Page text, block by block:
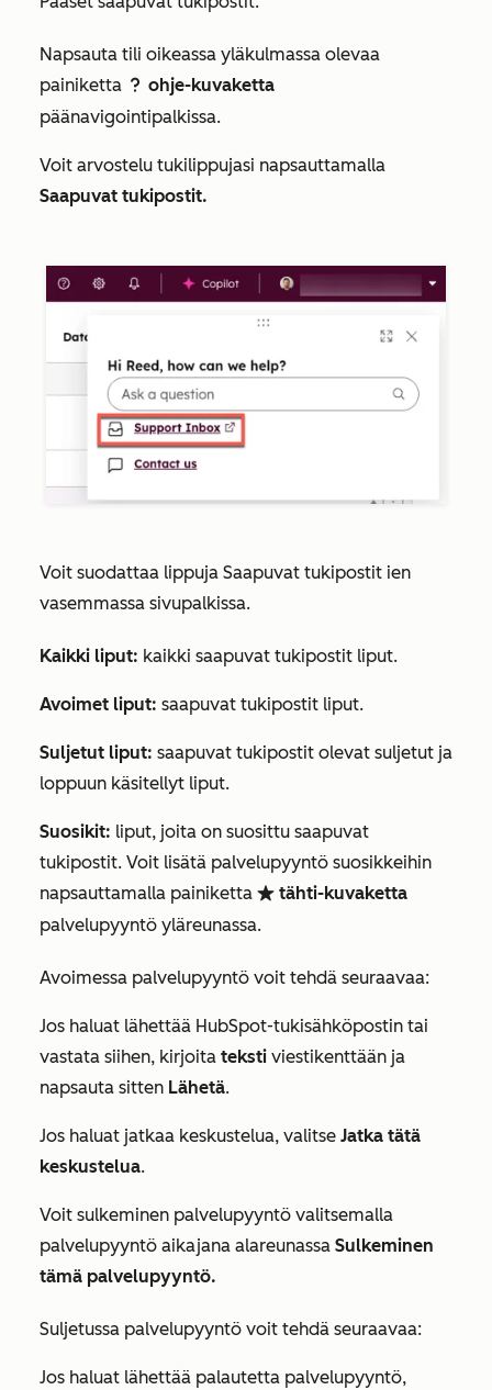
Napsauta tili oikeassa yläkulmassa olevaa
painiketta question ohje-kuvaketta
päänavigointipalkissa.
Voit arvostelu tukilippujasi napsauttamalla
Saapuvat tukipostit.
Voit suodattaa lippuja Saapuvat tukipostit ien
vasemmassa sivupalkissa.
Kaikki liput: kaikki saapuvat tukipostit liput.
Avoimet liput: saapuvat tukipostit liput.
Suljetut liput: saapuvat tukipostit olevat suljetut ja
loppuun käsitellyt liput.
Suosikit: liput, joita on suosittu saapuvat
tukipostit. Voit lisätä palvelupyyntö suosikkeihin
napsauttamalla painiketta favorite tähti-kuvaketta
palvelupyyntö yläreunassa.
Avoimessa palvelupyyntö voit tehdä seuraavaa:
Jos haluat lähettää HubSpot-tukisähköpostin tai
vastata siihen, kirjoita teksti viestikenttään ja
napsauta sitten Lähetä.
Jos haluat jatkaa keskustelua, valitse Jatka tätä
keskustelua.
Voit sulkeminen palvelupyyntö valitsemalla
palvelupyyntö aikajana alareunassa Sulkeminen
tämä palvelupyyntö.
Suljetussa palvelupyyntö voit tehdä seuraavaa:
Jos haluat lähettää palautetta palvelupyyntö,